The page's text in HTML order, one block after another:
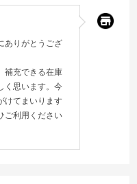
ありがとうござ
補充できる在庫
く思います。今
けてまいります
ご利用ください